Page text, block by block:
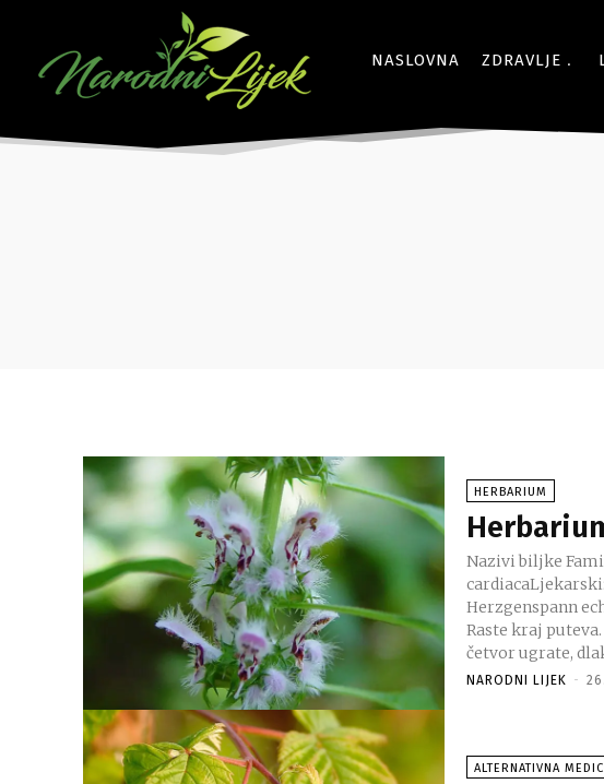
NASLOVNA ZDRAVLJE
HERBARIUM
Nazivi biljke Familija: LabiataeNarodni: SrdačicaLatinski: Leonurus
Herzgenspann
Raste kraj puteva. Opis: To je trajna, zeljasta biljka, razgrana
četvor ugrate,
NARODNI LIJEK -
ALTERNATIVNA